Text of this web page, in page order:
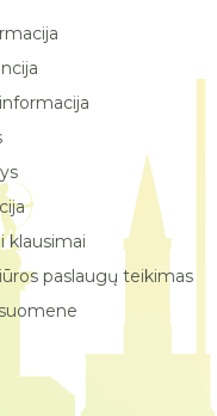
klausimai
paslaugų teikimas